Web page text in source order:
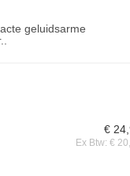
geluidsarme
€
Ex Btw: €